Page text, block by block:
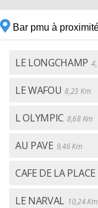
Bar pmu à
LE LONGCHAMP
LE WAFOU 8,23 Km
L OLYMPIC 8,68 Km
AU PAVE 9,46 Km
CAFE DE LA PLACE
LE NARVAL 10,24 Km